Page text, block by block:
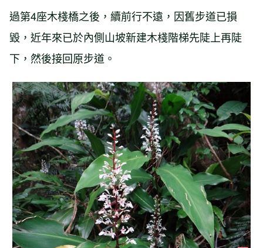
過第4座木棧橋之後，續前行不遠，因舊步道已損
毀，近年來已於內側山坡新建木棧階梯先陡上再陡
下，然後接回原步道。